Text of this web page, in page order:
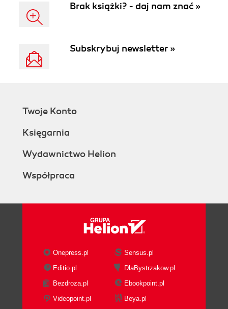
Brak książki? - daj nam znać »
Subskrybuj newsletter »
Twoje Konto
Księgarnia
Wydawnictwo Helion
Współpraca
Onepress.pl
Sensus.pl
Editio.pl
DlaBystrzakow.pl
Bezdroza.pl
Ebookpoint.pl
Videopoint.pl
Beya.pl